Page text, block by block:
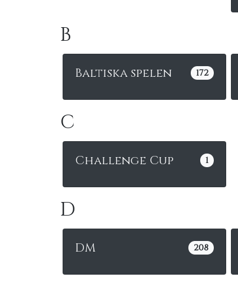
B
172
Baltiska spelen
C
1
Challenge Cup
D
208
DM